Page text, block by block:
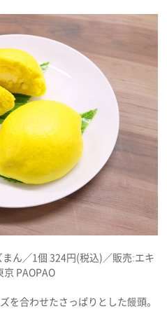
ん／1個 324円(税込)／販売:エキ
京 PAOPAO
を合わせたさっぱりとした饅頭。